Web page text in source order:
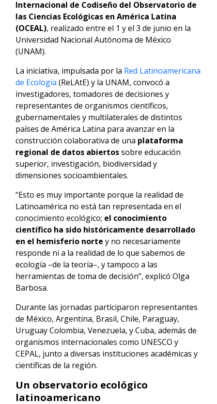
Internacional de Codiseño del Observatorio de
las Ciencias Ecológicas en América Latina
(OCEAL), realizado entre el 1 y el 3 de junio en la
Universidad Nacional Autónoma de México
(UNAM).
La iniciativa, impulsada por la Red Latinoamericana
de Ecología (ReLAtE) y la UNAM, convocó a
investigadores, tomadores de decisiones y
representantes de organismos científicos,
gubernamentales y multilaterales de distintos
países de América Latina para avanzar en la
construcción colaborativa de una plataforma
regional de datos abiertossobre educación
superior, investigación, biodiversidad y
dimensiones socioambientales.
“Esto es muy importante porque la realidad de
Latinoamérica no está tan representada en el
conocimiento ecológico; el conocimiento
científico ha sido históricamente desarrollado
en el hemisferio norte y no necesariamente
responde ni a la realidad de lo que sabemos de
ecología –de la teoría–, y tampoco a las
herramientas de toma de decisión”, explicó Olga
Barbosa.
Durante las jornadas participaron representantes
de México, Argentina, Brasil, Chile, Paraguay,
Uruguay Colombia, Venezuela, y Cuba, además de
organismos internacionales como UNESCO y
CEPAL, junto a diversas instituciones académicas y
científicas de la región.
Un observatorio ecológico
latinoamericano